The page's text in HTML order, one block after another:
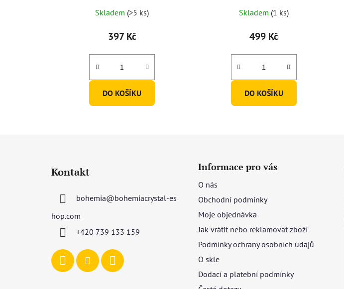
hodnocení
produktu
5,0
z
hvězdiček.
Skladem (>5 ks)
397 Kč
DO KOŠÍKU
Skladem (1 ks)
499 Kč
DO KOŠÍKU
Kontakt
bohemia@bohemiacrystal-es
hop.com
+420 739 133 159
Informace pro vás
O nás
Obchodní podmínky
Moje objednávka
Jak vrátit nebo reklamovat zboží
Podmínky ochrany osobních údajů
O skle
Dodací a platební podmínky